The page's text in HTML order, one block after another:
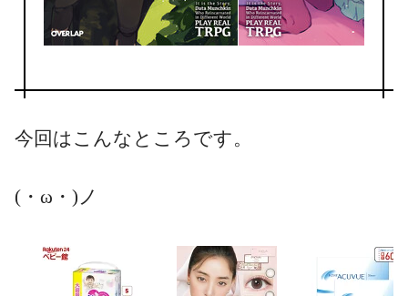
今回はこんなところです。
(・ω・)ノ